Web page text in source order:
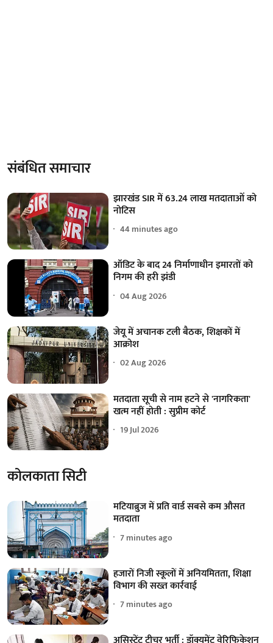
संबंधित समाचार
झारखंड SIR में 63.24 लाख मतदाताओं को
नोटिस
44 minutes ago
ऑडिट के बाद 24 निर्माणाधीन इमारतों को
निगम की हरी झंडी
04 Aug 2026
जेयू में अचानक टली बैठक, शिक्षकों में
आक्रोश
02 Aug 2026
मतदाता सूची से नाम हटने से 'नागरिकता'
खत्म नहीं होती : सुप्रीम कोर्ट
19 Jul 2026
कोलकाता सिटी
मटियाब्रुज में प्रति वार्ड सबसे कम औसत
मतदाता
7 minutes ago
हजारों निजी स्कूलों में अनियमितता, शिक्षा
विभाग की सख्त कार्रवाई
7 minutes ago